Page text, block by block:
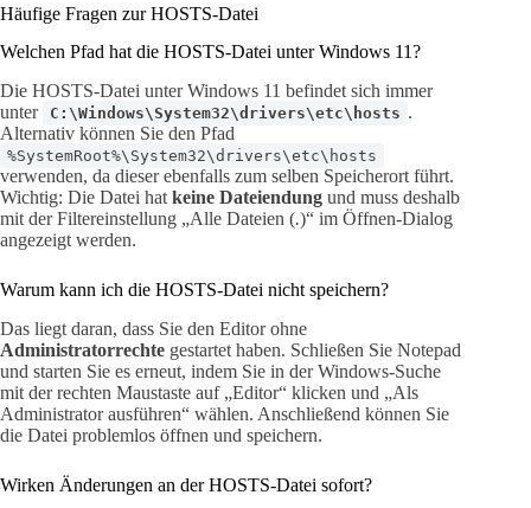
Häufige Fragen zur HOSTS-Datei
Welchen Pfad hat die HOSTS-Datei unter Windows 11?
Die HOSTS-Datei unter Windows 11 befindet sich immer
unter
C:\Windows\System32\drivers\etc\hosts .
Alternativ können Sie den Pfad
%SystemRoot%\System32\drivers\etc\hosts
verwenden, da dieser ebenfalls zum selben Speicherort führt.
Wichtig: Die Datei hat keine Dateiendung und muss deshalb
mit der Filtereinstellung „Alle Dateien (.)“ im Öffnen-Dialog
angezeigt werden.
Warum kann ich die HOSTS-Datei nicht speichern?
Das liegt daran, dass Sie den Editor ohne
Administratorrechte gestartet haben. Schließen Sie Notepad
und starten Sie es erneut, indem Sie in der Windows-Suche
mit der rechten Maustaste auf „Editor“ klicken und „Als
Administrator ausführen“ wählen. Anschließend können Sie
die Datei problemlos öffnen und speichern.
Wirken Änderungen an der HOSTS-Datei sofort?